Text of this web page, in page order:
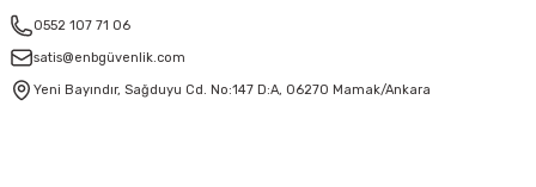
0552 107 71 06
satis@enbgüvenlik.com
Yeni Bayındır, Sağduyu Cd. No:147 D:A, 06270 Mamak/Ankara